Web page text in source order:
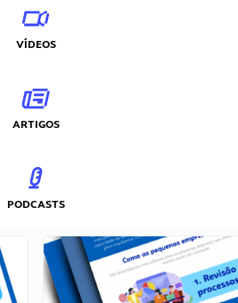
VÍDEOS
ARTIGOS
PODCASTS